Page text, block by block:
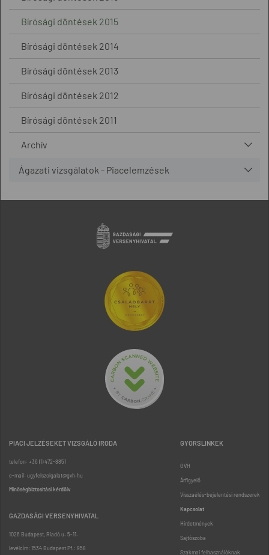
Bírósági döntések 2015
Bírósági döntések 2014
Bírósági döntések 2013
Bírósági döntések 2012
Bírósági döntések 2011
Archív
Ágazati vizsgálatok - Piacelemzések
PIACI JELZÉSEKET VIZSGÁLÓ IRODA
telefon: +36 (1) 472-8851
e-mail: ugyfelszolgalat@gvh.hu
Minőségbiztosítási kérdőív
GAZDASÁGI VERSENYHIVATAL
1026 Budapest, Riadó u. 5-11.
levélcím: 1534 Budapest Pf.: 958
GYORSLINKEK
GVH
Árfigyelő
Visszaélés-bejelentési rendszerek
Kapcsolat
Hirdetmények
Sajtószoba
Szakmai felhasználóknak